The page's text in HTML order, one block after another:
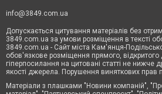
info@3849.com.ua
Допускається цитування матеріалів без
3849.com.ua за умови розміщення в тексті
3849.com.ua - Сайт міста Кам'янця-
обов'язкове розміщення прямого,
гіперпосилання на цитовані статті не нижче
якості джерела. Порушення виняткових прав
Матеріали з плашками "Новини компаній",